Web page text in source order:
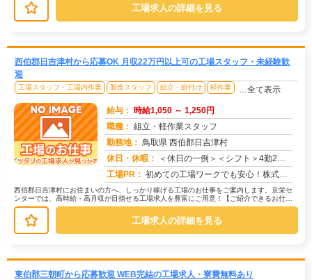
工場求人の詳細を見る
西伯郡日吉津村から応募OK 月収22万円以上可の工場スタッフ・未経験歓
迎
工場スタッフ・工場内作業 製造スタッフ 組立・組付け 軽作業 …全て表示
給与： 時給1,050 ～ 1,250円
職種： 組立・軽作業スタッフ
勤務地： 鳥取県 西伯郡日吉津村
休日・休暇：
＜休日の一例＞＜シフト＞4勤2休＜休日＞工場カレンダーによる★長期休暇あり★有給休暇あり※配属先により休日・勤務形...
工場PR： 初めての工場ワークでも安心！株式会社京栄センターなら、全国各地の豊富なお仕事の中から、あなたにぴったりの環境が見つ...
西伯郡日吉津村にお住まいの方へ、しっかり稼げる工場のお仕事をご案内します。京栄セ
ンターでは、高時給・高月収が目指せる工場求人を豊富にご用意！【ご紹介できるお仕事
の一例】◇ 製造ラインでの組立・加...
工場求人の詳細を見る
東伯郡三朝町から応募歓迎 WEB完結の工場求人・寮費無料あり